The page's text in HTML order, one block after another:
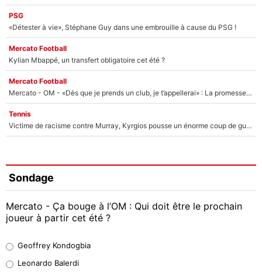
PSG
«Détester à vie», Stéphane Guy dans une embrouille à cause du PSG !
Mercato Football
Kylian Mbappé, un transfert obligatoire cet été ?
Mercato Football
Mercato - OM - «Dès que je prends un club, je t’appellerai» : La promesse de Marcelino au moment de claquer la porte
Tennis
Victime de racisme contre Murray, Kyrgios pousse un énorme coup de gueule !
Sondage
Mercato - Ça bouge à l’OM : Qui doit être le prochain
joueur à partir cet été ?
38%
Geoffrey Kondogbia
Leonardo Balerdi